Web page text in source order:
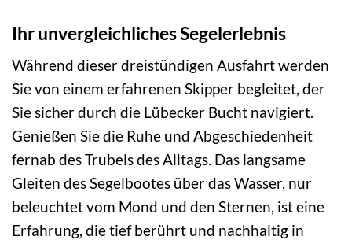
Ihr unvergleichliches Segelerlebnis
Während dieser dreistündigen Ausfahrt werden
Sie von einem erfahrenen Skipper begleitet, der
Sie sicher durch die Lübecker Bucht navigiert.
Genießen Sie die Ruhe und Abgeschiedenheit
fernab des Trubels des Alltags. Das langsame
Gleiten des Segelbootes über das Wasser, nur
beleuchtet vom Mond und den Sternen, ist eine
Erfahrung, die tief berührt und nachhaltig in